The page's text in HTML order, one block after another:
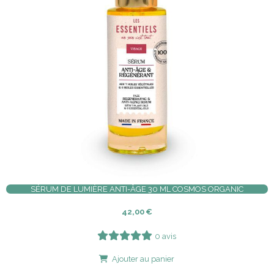
SÉRUM DE LUMIÈRE ANTI-ÂGE 30 ML COSMOS ORGANIC
42,00€
0 avis
Ajouter au panier